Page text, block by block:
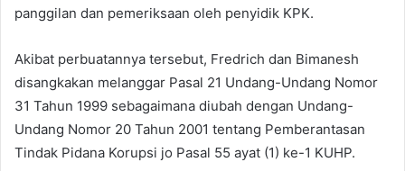
panggilan dan pemeriksaan oleh penyidik KPK.
Akibat perbuatannya tersebut, Fredrich dan Bimanesh
disangkakan melanggar Pasal 21 Undang-Undang Nomor
31 Tahun 1999 sebagaimana diubah dengan Undang-
Undang Nomor 20 Tahun 2001 tentang Pemberantasan
Tindak Pidana Korupsi jo Pasal 55 ayat (1) ke-1 KUHP.